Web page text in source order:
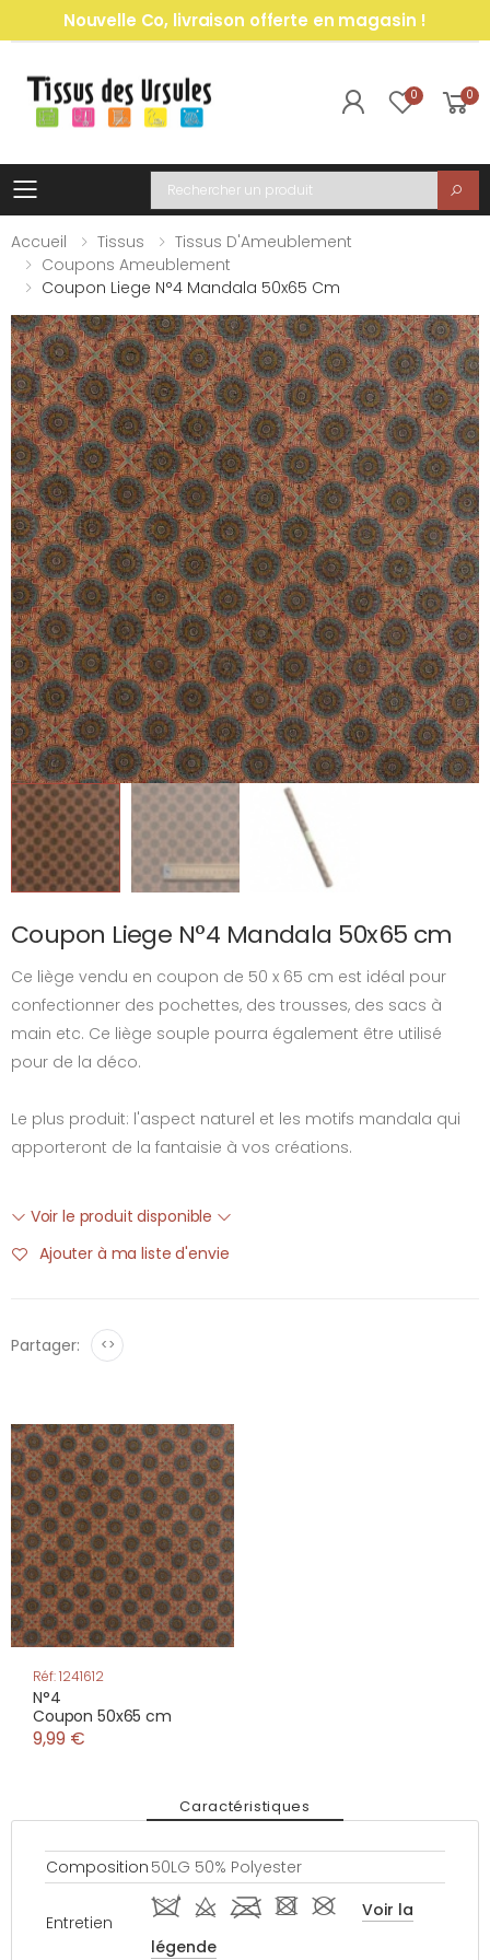
Nouvelle Co, livraison offerte en magasin !
0 0
Toggle mobile menu
Recherche
Accueil
Tissus
Tissus D'Ameublement
Coupons Ameublement
Coupon Liege N°4 Mandala 50x65 Cm
Coupon Liege N°4 Mandala 50x65 cm
Ce liège vendu en coupon de 50 x 65 cm est idéal pour
confectionner des pochettes, des trousses, des sacs à
main etc. Ce liège souple pourra également être utilisé
pour de la déco.
Le plus produit: l'aspect naturel et les motifs mandala qui
apporteront de la fantaisie à vos créations.
Voir le produit disponible
Ajouter à ma liste d'envie
Partager: <>
Réf: 1241612
N°4
Coupon 50x65 cm
9,99 €
Caractéristiques
Composition 50LG 50% Polyester
Entretien
i d l - #
Voir la
légende